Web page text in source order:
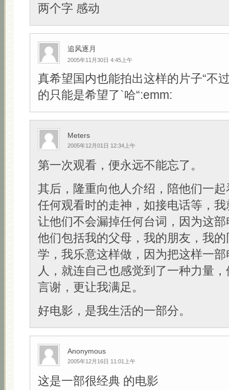
两个字 感动
追风逐月
2005年11月30日 4:45上午
真希望国内也能拍出这样的片子“不
的只能是希望了`哈“:emm:
Meters
2005年12月01日 12:34上午
第一次观看，便永远不能忘了。
其后，隆重向他人介绍，陪他们一
任何观看时的走神，如接电话等，
让他们不会漏掉任何台词，因为这
他们包括我的父母，我的朋友，我
学，我乐意这样做，因为把这样一
人，就连自己也感觉到了一种力量
言谢，更让我满足。
好电影，是我生活的一部分。
Anonymous
2005年12月16日 11:01上午
这是一部很经典 的电影